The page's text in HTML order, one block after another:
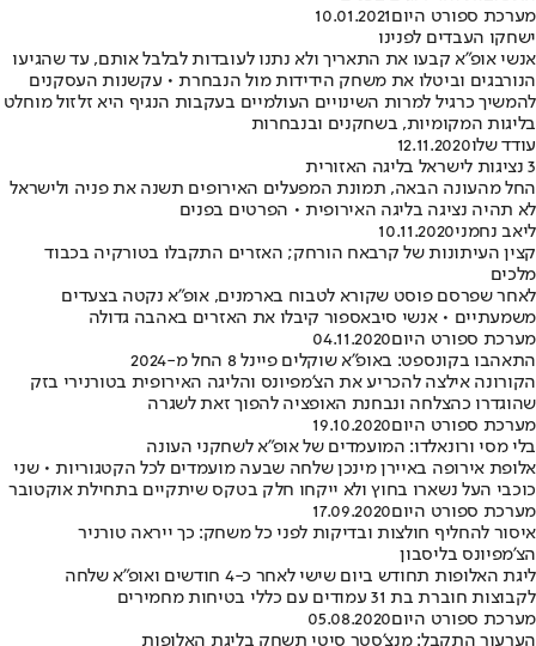
מערכת ספורט היום10.01.2021
ישחקו העבדים לפנינו
אנשי אופ"א קבעו את התאריך ולא נתנו לעובדות לבלבל אותם, עד שהגיעו
הנורבגים וביטלו את משחק הידידות מול הנבחרת • עקשנות העסקנים
להמשיך כרגיל למרות השינויים העולמיים בעקבות הנגיף היא זלזול מוחלט
בליגות המקומיות, בשחקנים ובנבחרות
עודד שלו12.11.2020
3 נציגות לישראל בליגה האזורית
החל מהעונה הבאה, תמונת המפעלים האירופים תשנה את פניה ולישראל
לא תהיה נציגה בליגה האירופית • הפרטים בפנים
ליאב נחמני10.11.2020
קצין העיתונות של קרבאח הורחק; האזרים התקבלו בטורקיה בכבוד
מלכים
לאחר שפרסם פוסט שקורא לטבוח בארמנים, אופ"א נקטה בצעדים
משמעתיים • אנשי סיבאספור קיבלו את האזרים באהבה גדולה
מערכת ספורט היום04.11.2020
התאהבו בקונספט: באופ"א שוקלים פיינל 8 החל מ-2024
הקורונה אילצה להכריע את הצ'מפיונס והליגה האירופית בטורנירי בזק
שהוגדרו כהצלחה ונבחנת האופציה להפוך זאת לשגרה
מערכת ספורט היום19.10.2020
בלי מסי ורונאלדו: המועמדים של אופ"א לשחקני העונה
אלופת אירופה באיירן מינכן שלחה שבעה מועמדים לכל הקטגוריות • שני
כוכבי העל נשארו בחוץ ולא ייקחו חלק בטקס שיתקיים בתחילת אוקטובר
מערכת ספורט היום17.09.2020
איסור להחליף חולצות ובדיקות לפני כל משחק: כך ייראה טורניר
הצ'מפיונס בליסבון
ליגת האלופות תחודש ביום שישי לאחר כ-4 חודשים ואופ"א שלחה
לקבוצות חוברת בת 31 עמודים עם כללי בטיחות מחמירים
מערכת ספורט היום05.08.2020
הערעור התקבל: מנצ'סטר סיטי תשחק בליגת האלופות